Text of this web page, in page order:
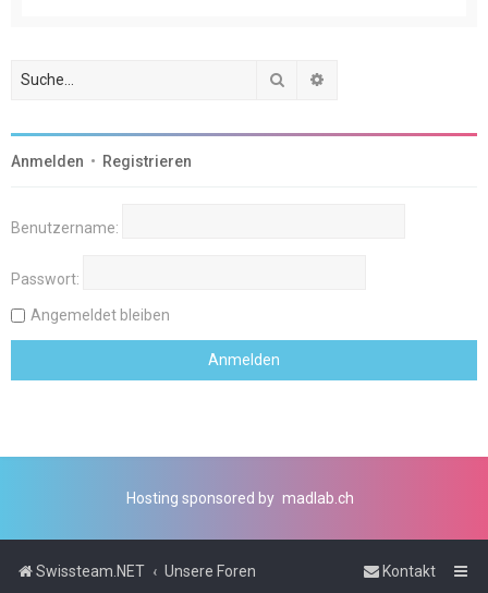
Suche
Anmelden • Registrieren
Benutzername:
Passwort:
Angemeldet bleiben
Hosting sponsored by madlab.ch
Swissteam.NET Unsere Foren Kontakt